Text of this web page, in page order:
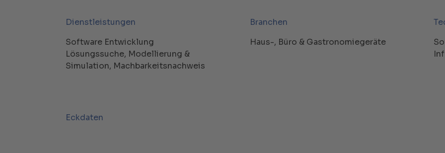
Dienstleistungen
Software Entwicklung
Lösungssuche, Modellierung &
Simulation, Machbarkeitsnachweis
Branchen
Haus-, Büro & Gastronomiegeräte
Eckdaten